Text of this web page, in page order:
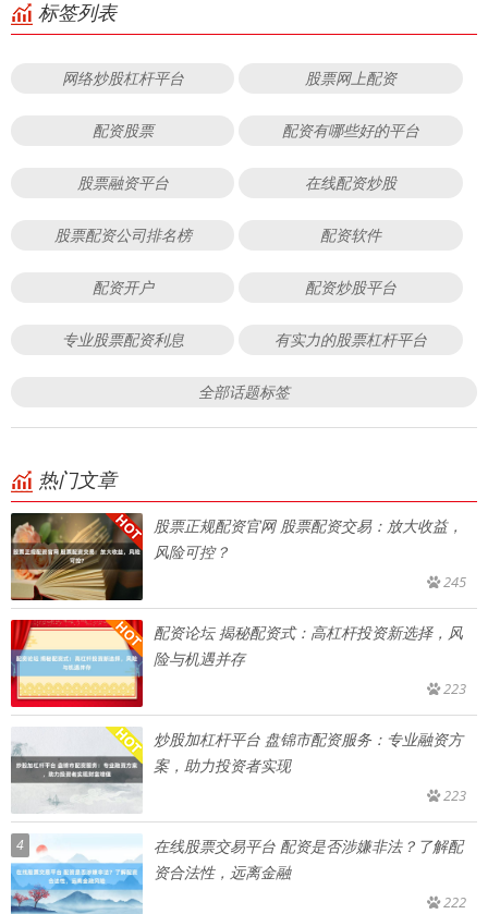
标签列表
网络炒股杠杆平台 股票网上配资
配资股票 配资有哪些好的平台
股票融资平台 在线配资炒股
股票配资公司排名榜 配资软件
配资开户 配资炒股平台
专业股票配资利息 有实力的股票杠杆平台
全部话题标签
热门文章
股票正规配资官网 股票配资交易：放大收益，
风险可控？
245
配资论坛 揭秘配资式：高杠杆投资新选择，风
险与机遇并存
223
炒股加杠杆平台 盘锦市配资服务：专业融资方
案，助力投资者实现
223
4
在线股票交易平台 配资是否涉嫌非法？了解配
资合法性，远离金融
222